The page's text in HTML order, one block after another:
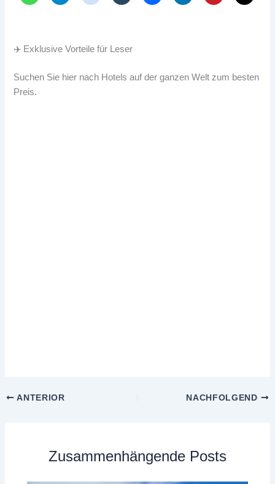
✈️ Exklusive Vorteile für Leser
Suchen Sie hier nach Hotels auf der ganzen Welt zum besten
Preis.
ANTERIOR NACHFOLGEND
Zusammenhängende Posts